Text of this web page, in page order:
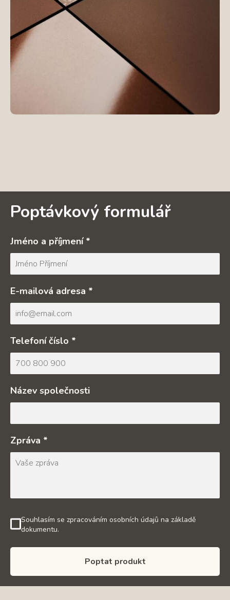
Poptávkový formulář
Jméno a příjmení *
E-mailová adresa *
Telefoní číslo *
Název společnosti
Zpráva *
Souhlasím se zpracováním osobních údajů na základě
dokumentu.
Poptat produkt